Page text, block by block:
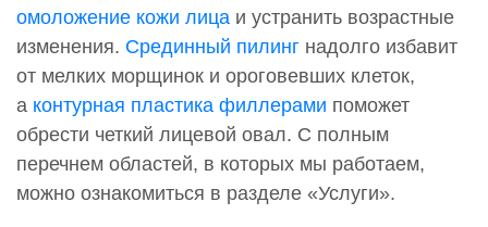
омоложение кожи лица и устранить возрастные
изменения. Срединный пилинг надолго избавит
от мелких морщинок и ороговевших клеток,
а контурная пластика филлерами поможет
обрести четкий лицевой овал. С полным
перечнем областей, в которых мы работаем,
можно ознакомиться в разделе «Услуги».